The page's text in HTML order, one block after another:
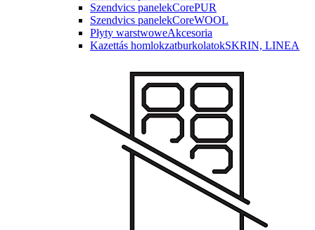
Szendvics panelekCorePUR
Szendvics panelekCoreWOOL
Płyty warstwoweAkcesoria
Kazettás homlokzatburkolatokSKRIN, LINEA